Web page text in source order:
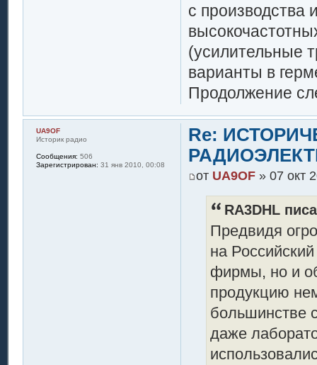
с
(усилительные
варианты в
Продолжение
Re:
от UA9OF» 07 окт
RA3DHL
Предвидя
на
фирмы, но и
продукцию
большинстве
даже
UA9OF
Историк радио
Сообщения: 506
Зарегистрирован: 31 янв 2010, 00:08